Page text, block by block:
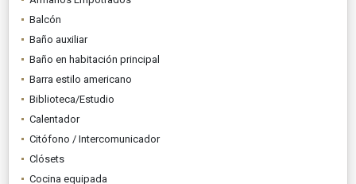
Balcón
Baño auxiliar
Baño en habitación principal
Barra estilo americano
Biblioteca/Estudio
Calentador
Citófono / Intercomunicador
Clósets
Cocina equipada